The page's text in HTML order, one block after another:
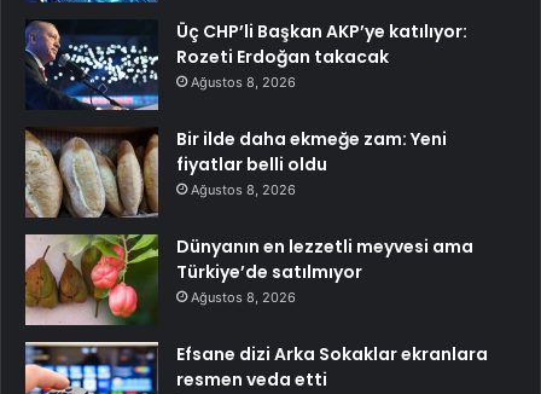
Üç CHP’li Başkan AKP’ye katılıyor:
Rozeti Erdoğan takacak
Ağustos 8, 2026
Bir ilde daha ekmeğe zam: Yeni
fiyatlar belli oldu
Ağustos 8, 2026
Dünyanın en lezzetli meyvesi ama
Türkiye’de satılmıyor
Ağustos 8, 2026
Efsane dizi Arka Sokaklar ekranlara
resmen veda etti